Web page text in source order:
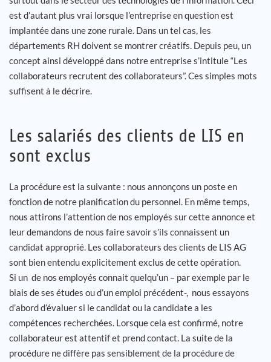
est d’autant plus vrai lorsque l’entreprise en question est
implantée dans une zone rurale. Dans un tel cas, les
départements RH doivent se montrer créatifs. Depuis peu, un
concept ainsi développé dans notre entreprise s’intitule “Les
collaborateurs recrutent des collaborateurs”. Ces simples mots
suffisent à le décrire.
Les salariés des clients de LIS en
sont exclus
La procédure est la suivante : nous annonçons un poste en
fonction de notre planification du personnel. En même temps,
nous attirons l’attention de nos employés sur cette annonce et
leur demandons de nous faire savoir s’ils connaissent un
candidat approprié. Les collaborateurs des clients de LIS AG
sont bien entendu explicitement exclus de cette opération.
Si un de nos employés connait quelqu’un – par exemple par le
biais de ses études ou d’un emploi précédent-, nous essayons
d’abord d’évaluer si le candidat ou la candidate a les
compétences recherchées. Lorsque cela est confirmé, notre
collaborateur est attentif et prend contact. La suite de la
procédure ne diffère pas sensiblement de la procédure de